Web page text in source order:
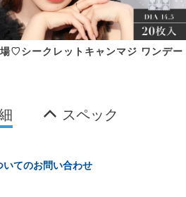
♡シークレットキャンマジ ワンデー
スペック
いてのお問い合わせ